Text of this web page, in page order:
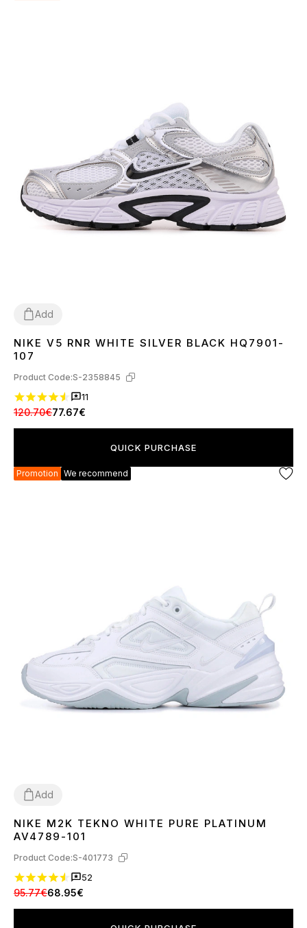
Add
3637 383940 41 4243 44 45
NIKE V5 RNR WHITE SILVER BLACK HQ7901-
107
Product Code:S-2358845
11
120.70€77.67€
QUICK PURCHASE
Promotion We recommend
Add
3637 38 3940 41 4445
NIKE M2K TEKNO WHITE PURE PLATINUM
AV4789-101
Product Code:S-401773
52
95.77€68.95€